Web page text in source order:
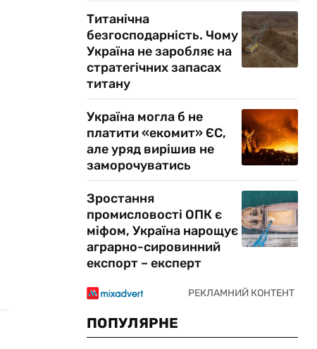
Титанічна
безгосподарність. Чому
Україна не заробляє на
стратегічних запасах
титану
Україна могла б не
платити «екомит» ЄС,
але уряд вирішив не
заморочуватись
Зростання
промисловості ОПК є
міфом, Україна нарощує
аграрно-сировинний
експорт – експерт
ПОПУЛЯРНЕ